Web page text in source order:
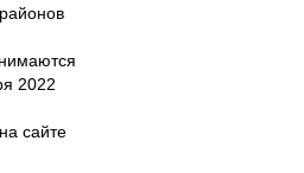
2022
сайте